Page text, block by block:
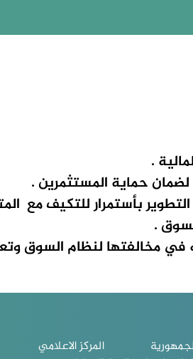
.
حماية المستثمرين .
بأستمرار للتكيف مع
.
مخالفتها لنظام السوق
المركز الاعلامي